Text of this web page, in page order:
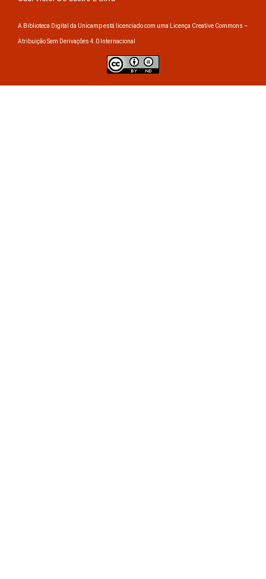
A Biblioteca Digital da Unicamp está licenciado com uma Licença Creative Commons –
Atribuição Sem Derivações 4.0 Internacional